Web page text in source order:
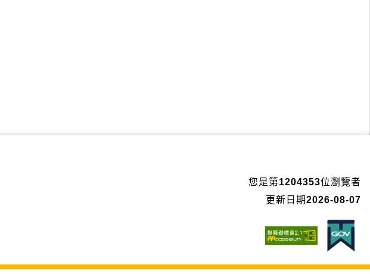
您是第1204353位瀏覽者
更新日期2026-08-07